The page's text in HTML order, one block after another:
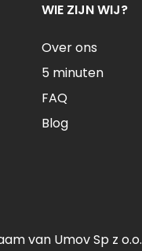
WIE ZIJN WIJ?
Over ons
5 minuten
FAQ
Blog
van Umov Sp z o.o.